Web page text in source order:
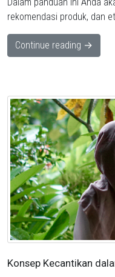
rekomendasi produk, dan
Continue reading →
Konsep Kecantikan